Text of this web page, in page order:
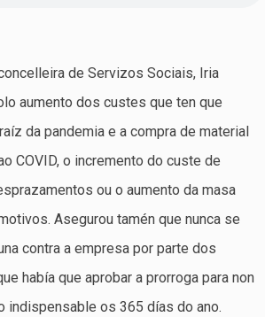
de Servizos Sociais, Iria
aumento dos custes que ten que
da pandemia e a compra de material
COVID, o incremento do custe de
ou o aumento da masa
Asegurou tamén que nunca se
contra a empresa por parte dos
había que aprobar a prorroga para non
indispensable os 365 días do ano.